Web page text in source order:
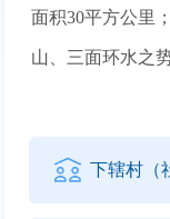
面积30平方公里
山、三面环水
下辖村（